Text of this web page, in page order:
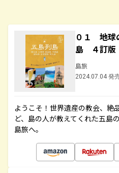
０１ 地
島 ４訂版
島旅
2024.07.04 発
ようこそ！世界遺産の教会、絶
ど、島の人が教えてくれた五島
島旅へ。